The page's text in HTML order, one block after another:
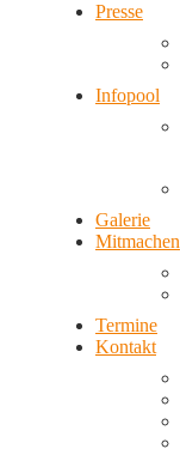
Presse
Infopool
Galerie
Mitmachen
Termine
Kontakt